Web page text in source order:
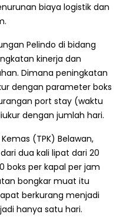
biaya logistik dan
Pelindo di bidang
kinerja dan
Dimana peningkatan
dengan parameter boks
port stay (waktu
dengan jumlah hari.
(TPK) Belawan,
dua kali lipat dari 20
boks per kapal per jam
bongkar muat itu
berkurang menjadi
hanya satu hari.